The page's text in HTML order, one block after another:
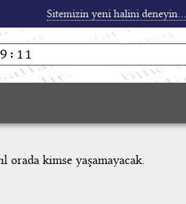
Sitemizin yeni halini deneyin...
orada kimse yaşamayacak.